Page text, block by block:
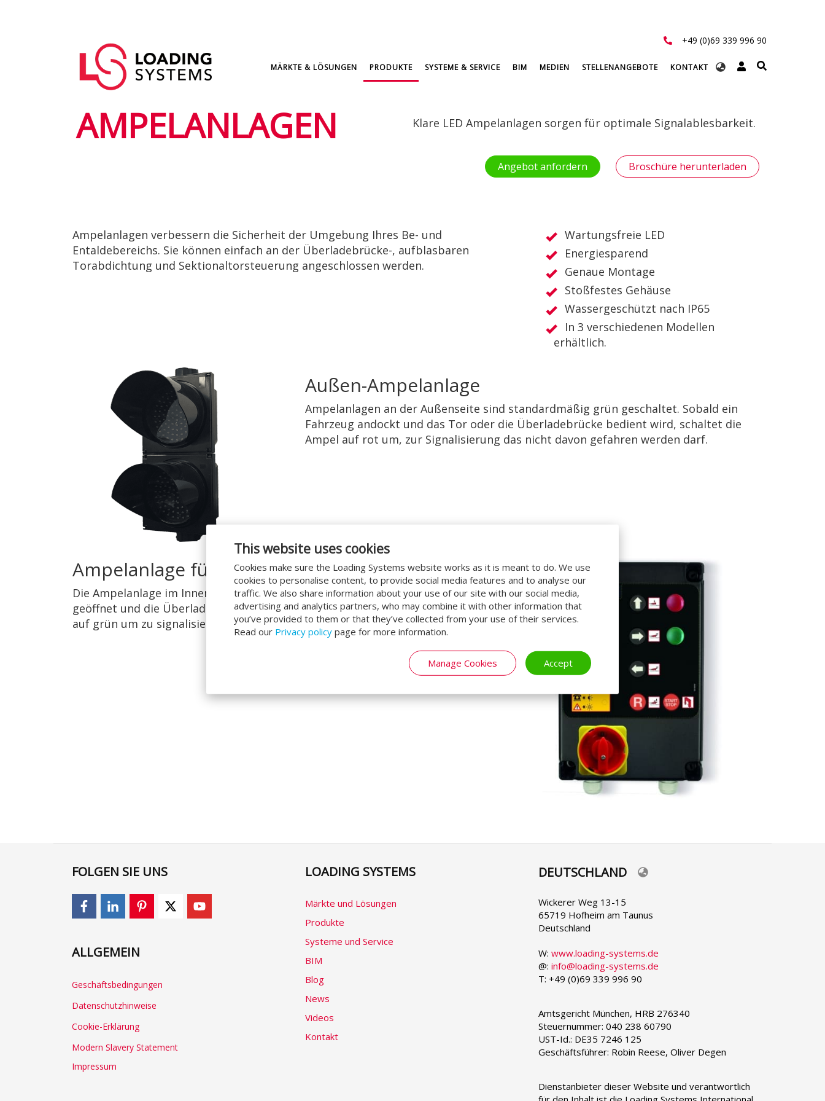
This website uses cookies
Cookies make sure the Loading Systems website works as it is meant to do. We use
cookies to personalise content, to provide social media features and to analyse our
traffic. We also share information about your use of our site with our social media,
advertising and analytics partners, who may combine it with other information that
you’ve provided to them or that they’ve collected from your use of their services.
Read our Privacy policy page for more information.
Manage Cookies Accept
+49 (0)69 339 996 90
Select
User
account
menu
Hauptnavigation
MÄRKTE & LÖSUNGEN PRODUKTE SYSTEME & SERVICE BIM MEDIEN STELLENANGEBOTE KONTAKT
AMPELANLAGEN Klare LED Ampelanlagen sorgen für optimale Signalablesbarkeit.
Angebot anfordern Broschüre herunterladen
Ampelanlagen verbessern die Sicherheit der Umgebung Ihres Be- und
Entaldebereichs. Sie können einfach an der Überladebrücke-, aufblasbaren
Torabdichtung und Sektionaltorsteuerung angeschlossen werden.
Wartungsfreie LED
Energiesparend
Genaue Montage
Stoßfestes Gehäuse
Wassergeschützt nach IP65
In 3 verschiedenen Modellen
erhältlich.
Außen-Ampelanlage
Ampelanlagen an der Außenseite sind standardmäßig grün geschaltet. Sobald ein
Fahrzeug andockt und das Tor oder die Überladebrücke bedient wird, schaltet die
Ampel auf rot um, zur Signalisierung das nicht davon gefahren werden darf.
Ampelanlage für den Innenbereich
Die Ampelanlage im Innenbereich ist standarmäßig rot geschaltet. Wenn das Tor
geöffnet und die Überladebrücke in der richtigen Position ist, wechselt die Ampel
auf grün um zu signalisieren, dass der Ladeprozess sicher gestartet werden kann.
FOLGEN SIE UNS
ALLGEMEIN
Geschäftsbedingungen
Datenschutzhinweise
Cookie-Erklärung
Modern Slavery Statement
Impressum
LOADING SYSTEMS
Märkte und Lösungen
Produkte
Systeme und Service
BIM
Blog
News
Videos
Kontakt
Select
language
DEUTSCHLAND
Wickerer Weg 13-15
65719 Hofheim am Taunus
Deutschland
W: www.loading-systems.de
@: info@loading-systems.de
T: +49 (0)69 339 996 90
Amtsgericht München, HRB 276340
Steuernummer: 040 238 60790
UST-Id.: DE35 7246 125
Geschäftsführer: Robin Reese, Oliver Degen
Dienstanbieter dieser Website und verantwortlich